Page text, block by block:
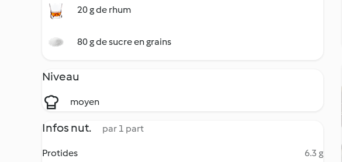
20 g de rhum
80 g de sucre en grains
Niveau
moyen
Infos nut. par 1 part
Protides
6.3 g